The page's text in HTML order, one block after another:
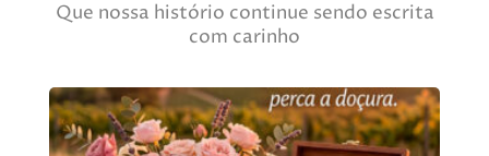
Que nossa histório continue sendo escrita
com carinho